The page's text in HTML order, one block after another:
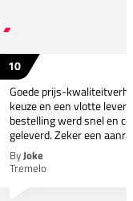
10
Goede prijs-
keuze en een vlotte
bestelling werd snel en
geleverd. Zeker een
ByJoke
Tremelo